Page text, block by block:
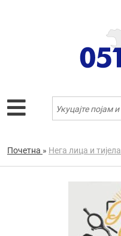
Почетна » Нега лица и тијела